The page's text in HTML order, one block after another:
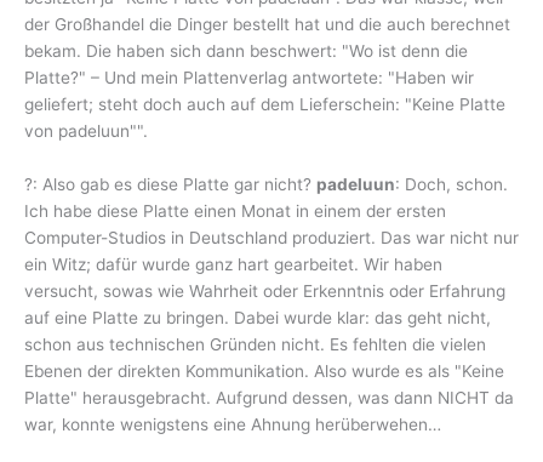
der Großhandel die Dinger bestellt hat und die auch berechnet
bekam. Die haben sich dann beschwert: "Wo ist denn die
Platte?" – Und mein Plattenverlag antwortete: "Haben wir
geliefert; steht doch auch auf dem Lieferschein: "Keine Platte
von padeluun"".
?: Also gab es diese Platte gar nicht? padeluun: Doch, schon.
Ich habe diese Platte einen Monat in einem der ersten
Computer-Studios in Deutschland produziert. Das war nicht nur
ein Witz; dafür wurde ganz hart gearbeitet. Wir haben
versucht, sowas wie Wahrheit oder Erkenntnis oder Erfahrung
auf eine Platte zu bringen. Dabei wurde klar: das geht nicht,
schon aus technischen Gründen nicht. Es fehlten die vielen
Ebenen der direkten Kommunikation. Also wurde es als "Keine
Platte" herausgebracht. Aufgrund dessen, was dann NICHT da
war, konnte wenigstens eine Ahnung herüberwehen…